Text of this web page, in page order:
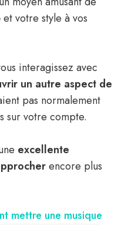
votre style à vos
interagissez avec
un autre aspect de
pas normalement
sur votre compte.
excellente
encore plus
mettre une musique